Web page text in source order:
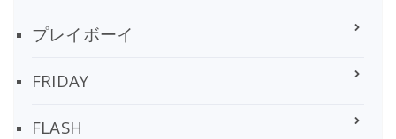
プレイボーイ
FRIDAY
FLASH